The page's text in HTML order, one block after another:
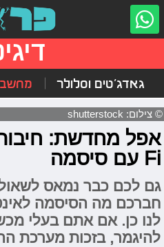
גאדג'טים וסלולר
© צילום: shutterstock
Fi עם סיסמה
גם לכם כבר נמאס
חברכם מה הסיסמה
לנו כן. אם אתם בעלי
להיגמר, בזכות מערכת